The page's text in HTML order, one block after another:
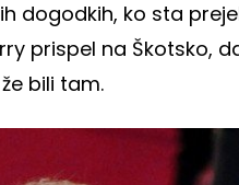
dogodkih, ko sta
prispel na Škotsko,
bili tam.